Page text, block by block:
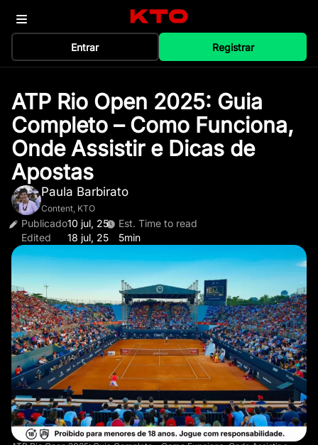
Entrar Registrar
ATP Rio Open 2025: Guia
Completo – Como Funciona,
Onde Assistir e Dicas de
Apostas
Paula Barbirato
Content, KTO
Publicado10 jul, 25
Edited
18 jul, 25
Est. Time to read
5min